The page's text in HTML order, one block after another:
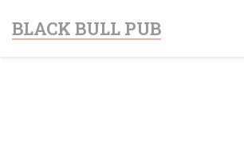
BLACK BULL PUB